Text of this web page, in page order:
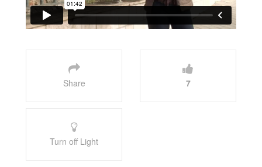
Share 7
Turn off Light